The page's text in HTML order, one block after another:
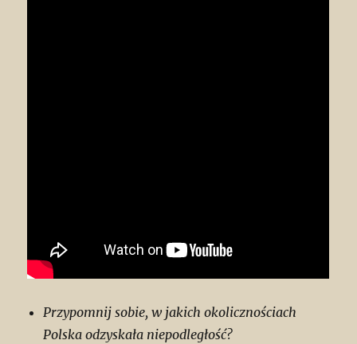
Przypomnij sobie, w jakich okolicznościach
Polska odzyskała niepodległość?